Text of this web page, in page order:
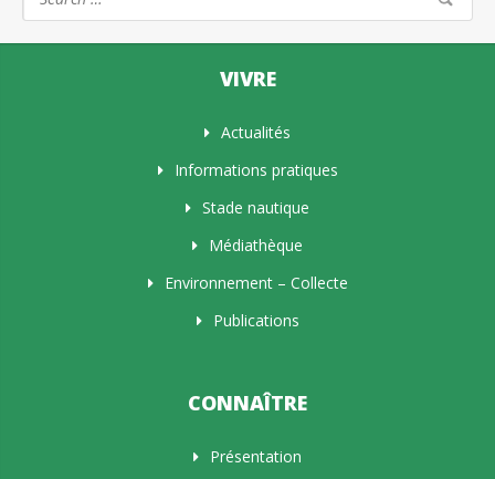
VIVRE
Actualités
Informations pratiques
Stade nautique
Médiathèque
Environnement – Collecte
Publications
CONNAÎTRE
Présentation